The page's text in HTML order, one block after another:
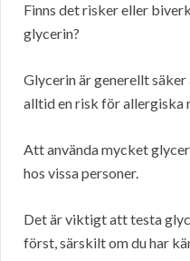
Finns det risker eller
glycerin?
Glycerin är generellt säker
alltid en risk för allergiska
Att använda mycket
hos vissa personer.
Det är viktigt att testa
först, särskilt om du har